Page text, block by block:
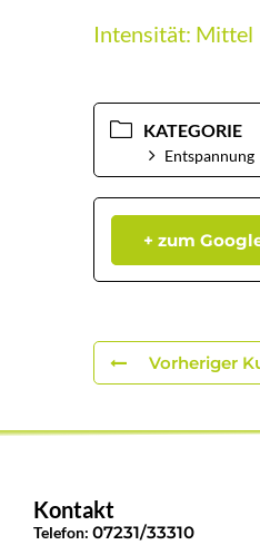
Intensität: Mittel
KATEGORIE
Entspannung
+ zum
Vorheriger
Kontakt
Telefon: 07231/33310